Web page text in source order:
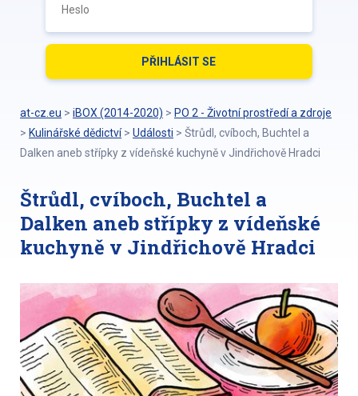
at-cz.eu > iBOX (2014-2020) > PO 2 - Životní prostředí a zdroje
> Kulinářské dědictví > Události > Štrůdl, cvíboch, Buchtel a
Dalken aneb střípky z vídeňské kuchyně v Jindřichově Hradci
Štrůdl, cvíboch, Buchtel a
Dalken aneb střípky z vídeňské
kuchyně v Jindřichově Hradci